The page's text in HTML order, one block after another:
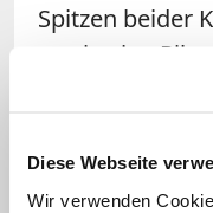
Diese Webseite
Wir verwenden
Spitzen beider
sowie eine
katholischer
Königin